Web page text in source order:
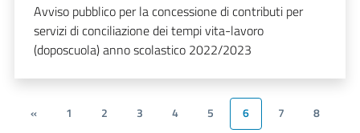
Avviso pubblico per la concessione di contributi per
servizi di conciliazione dei tempi vita-lavoro
(doposcuola) anno scolastico 2022/2023
« 1 2 3 4 5 6 7
8